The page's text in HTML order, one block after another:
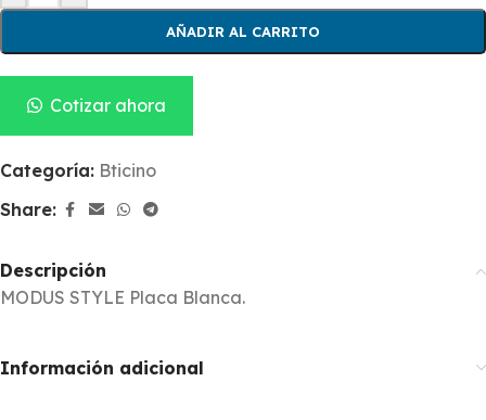
AÑADIR AL CARRITO
Cotizar ahora
Categoría: Bticino
Share:
Descripción
MODUS STYLE Placa Blanca.
Información adicional